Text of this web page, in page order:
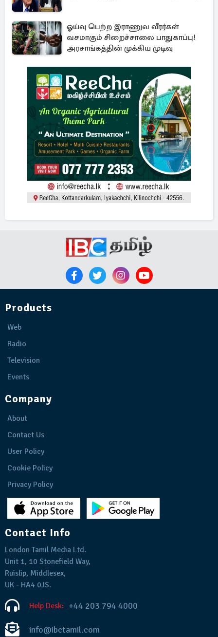
ஓய்வு பெற்ற இராணுவ வீரர்கள்
வசமாகும் சிறைச்சாலை பாதுகாப்பு!
அரசாங்கத்தின் முக்கிய முடிவு
Products
Web
Radio
Television
Events
Company
About
Contact Us
User Policy
Cookie Policy
Privacy Policy
Contact Info
London Tamil Media Ltd.
Unit 1, 10 Stonefield Way,
Ruislip, Middlesex,
UK - HA4 0JS.
Help Desk: +44 203 794 4000
info@ibctamil.com